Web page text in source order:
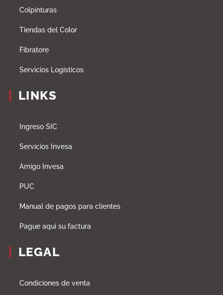
Colpinturas
Tiendas del Color
Fibratore
Servicios Logísticos
LINKS
Ingreso SIC
Servicios Invesa
Amigo Invesa
PUC
Manual de pagos para clientes
Pague aqui su factura
LEGAL
Condiciones de venta